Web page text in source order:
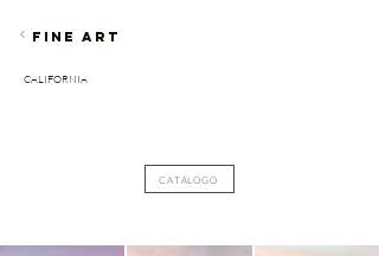
FINE ART
CALIFORNIA
CATÁLOGO